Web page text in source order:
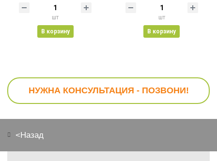
шт
В корзину
шт
В корзину
НУЖНА КОНСУЛЬТАЦИЯ - ПОЗВОНИ!
<Назад